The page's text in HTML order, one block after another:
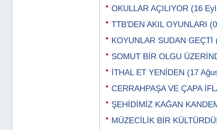
OKULLAR AÇILIYOR (16
TTB'DEN AKIL OYUNLARI
KOYUNLAR SUDAN GEÇTİ
SOMUT BİR OLGU
İTHAL ET YENİDEN (17
CERRAHPAŞA VE ÇAPA
ŞEHİDİMİZ KAĞAN
MÜZECİLİK BİR